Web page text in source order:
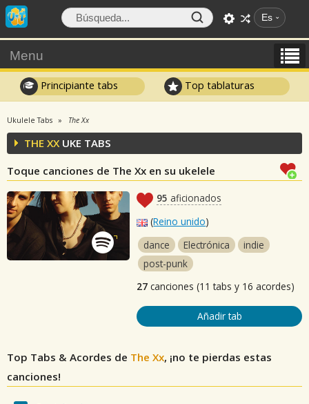
Es
Menu
Principiante tabs Top tablaturas
Ukulele Tabs The Xx
THE XX UKE TABS
Toque canciones de The Xx en su ukelele
95 aficionados
(Reino unido)
dance
Electrónica
indie
post-punk
27 canciones (11 tabs y 16 acordes)
Añadir tab
Top Tabs & Acordes de The Xx, ¡no te pierdas estas
canciones!